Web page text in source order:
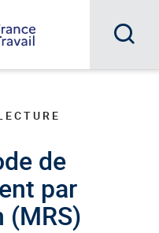
de
par
(MRS)